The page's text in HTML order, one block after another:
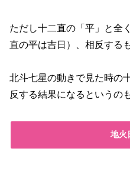
ただし十二直の「平」と全
直の平は吉日）、相反する
北斗七星の動きで見た時の
反する結果になるというの
地火